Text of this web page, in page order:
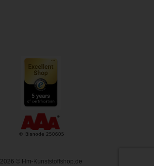
2026 © Hm-Kunststoffshop.de